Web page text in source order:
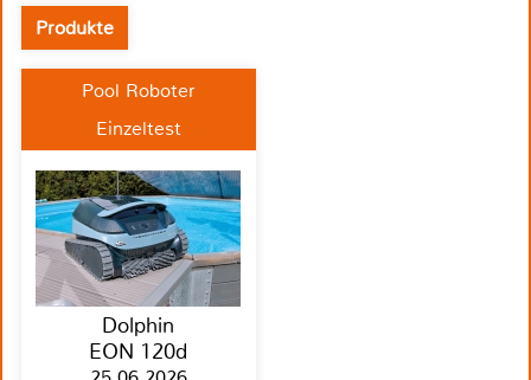
Produkte
Pool Roboter
Einzeltest
Dolphin
EON 120d